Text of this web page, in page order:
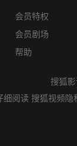
会员特权
会员剧场
帮助
搜狐影
细阅读 搜狐视频隐